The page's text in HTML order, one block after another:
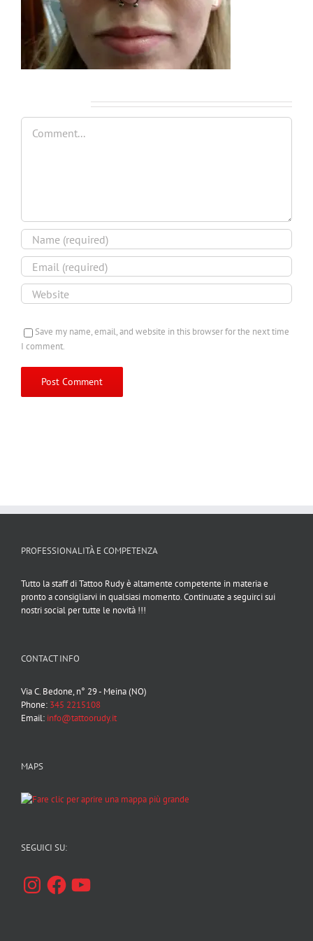
Comment
Save my name, email, and website in this browser for the next time
I comment.
PROFESSIONALITÀ E COMPETENZA
Tutto la staff di Tattoo Rudy è altamente competente in materia e
pronto a consigliarvi in qualsiasi momento. Continuate a seguirci sui
nostri social per tutte le novità !!!
CONTACT INFO
Via C. Bedone, n° 29 - Meina (NO)
Phone: 345 2215108
Email: info@tattoorudy.it
MAPS
SEGUICI SU:
InstagramFacebookYouTube